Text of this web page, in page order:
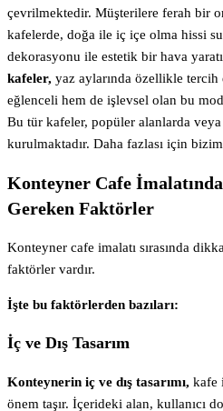
çevrilmektedir. Müşterilere ferah bir
kafelerde, doğa ile iç içe olma hissi
dekorasyonu ile estetik bir hava
kafeler, yaz aylarında özellikle tercih
eğlenceli hem de işlevsel olan bu
Bu tür kafeler, popüler alanlarda
kurulmaktadır. Daha fazlası için
Konteyner Cafe
Gereken Faktörler
Konteyner cafe imalatı sırasında
faktörler vardır.
İşte bu faktörlerden bazıları:
İç ve Dış Tasarım
Konteynerin iç ve dış tasarımı, kafe
önem taşır. İçerideki alan, kullanıcı